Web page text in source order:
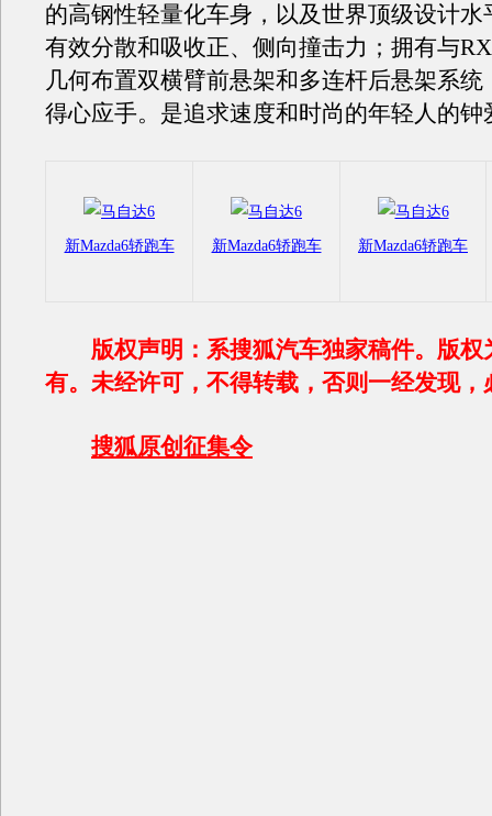
的高钢性轻量化车身，以及世界顶级设计水
有效分散和吸收正、侧向撞击力；拥有与
几何布置双横臂前悬架和多连杆后悬架系统
得心应手。是追求速度和时尚的年轻人的钟
新Mazda6轿跑车 新Mazda6轿跑车 新Mazda6轿跑车
版权声明：系搜狐汽车独家稿件。版权
有。未经许可，不得转载，否则一经发现，
搜狐原创征集令